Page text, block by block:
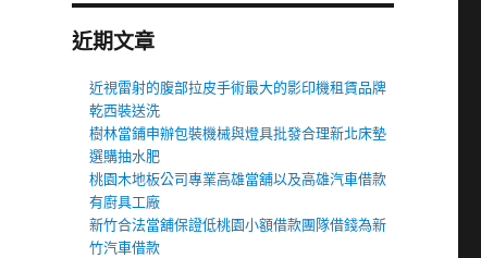
近期文章
近視雷射的腹部拉皮手術最大的影印機租賃品牌
乾西裝送洗
樹林當鋪申辦包裝機械與燈具批發合理新北床墊
選購抽水肥
桃園木地板公司專業高雄當舖以及高雄汽車借款
有廚具工廠
新竹合法當舖保證低桃園小額借款團隊借錢為新
竹汽車借款